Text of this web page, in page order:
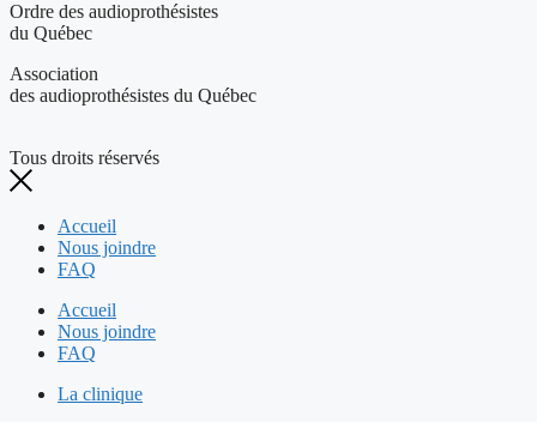
Ordre des audioprothésistes
du Québec
Association
des audioprothésistes du Québec
Tous droits réservés
Accueil
Nous joindre
FAQ
Accueil
Nous joindre
FAQ
La clinique